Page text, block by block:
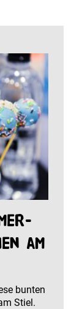
am
bunten
Stiel.